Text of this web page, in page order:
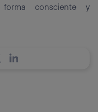
consciente y